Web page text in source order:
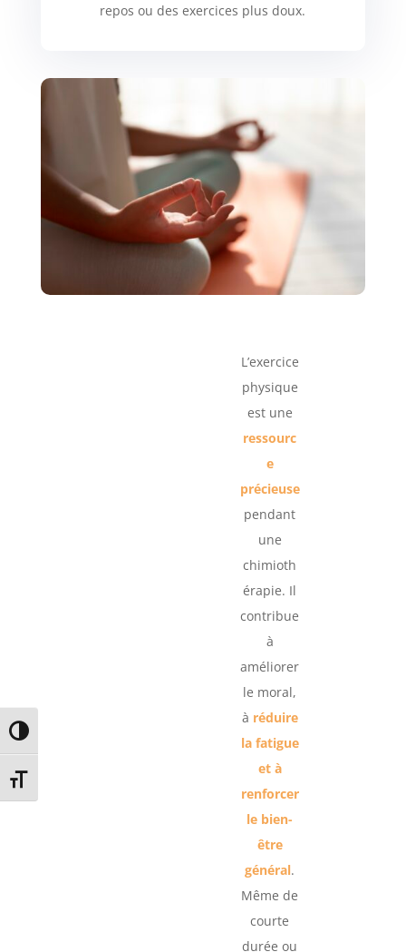
Passer en contraste élevé
Changer la taille de la police
repos ou des exercices plus doux.
L’exercice
physique
est une
ressourc
e
précieuse
pendant
une
chimioth
érapie. Il
contribue
à
améliorer
le moral,
à réduire
la fatigue
et à
renforcer
le bien-
être
général.
Même de
courte
durée ou